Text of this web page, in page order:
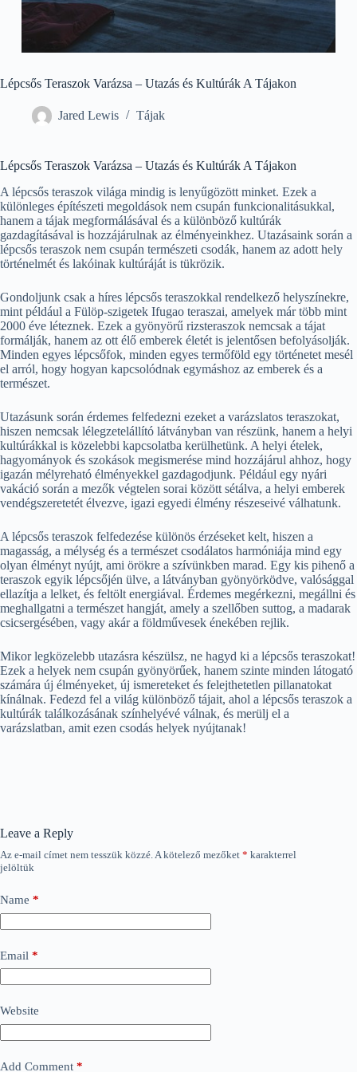
Lépcsős Teraszok Varázsa – Utazás és Kultúrák A Tájakon
Jared Lewis Tájak
Lépcsős Teraszok Varázsa – Utazás és Kultúrák A Tájakon
A lépcsős teraszok világa mindig is lenyűgözött minket. Ezek a
különleges építészeti megoldások nem csupán funkcionalitásukkal,
hanem a tájak megformálásával és a különböző kultúrák
gazdagításával is hozzájárulnak az élményeinkhez. Utazásaink során a
lépcsős teraszok nem csupán természeti csodák, hanem az adott hely
történelmét és lakóinak kultúráját is tükrözik.
Gondoljunk csak a híres lépcsős teraszokkal rendelkező helyszínekre,
mint például a Fülöp-szigetek Ifugao teraszai, amelyek már több mint
2000 éve léteznek. Ezek a gyönyörű rizsteraszok nemcsak a tájat
formálják, hanem az ott élő emberek életét is jelentősen befolyásolják.
Minden egyes lépcsőfok, minden egyes termőföld egy történetet mesél
el arról, hogy hogyan kapcsolódnak egymáshoz az emberek és a
természet.
Utazásunk során érdemes felfedezni ezeket a varázslatos teraszokat,
hiszen nemcsak lélegzetelállító látványban van részünk, hanem a helyi
kultúrákkal is közelebbi kapcsolatba kerülhetünk. A helyi ételek,
hagyományok és szokások megismerése mind hozzájárul ahhoz, hogy
igazán mélyreható élményekkel gazdagodjunk. Például egy nyári
vakáció során a mezők végtelen sorai között sétálva, a helyi emberek
vendégszeretetét élvezve, igazi egyedi élmény részeseivé válhatunk.
A lépcsős teraszok felfedezése különös érzéseket kelt, hiszen a
magasság, a mélység és a természet csodálatos harmóniája mind egy
olyan élményt nyújt, ami örökre a szívünkben marad. Egy kis pihenő a
teraszok egyik lépcsőjén ülve, a látványban gyönyörködve, valósággal
ellazítja a lelket, és feltölt energiával. Érdemes megérkezni, megállni és
meghallgatni a természet hangját, amely a szellőben suttog, a madarak
csicsergésében, vagy akár a földművesek énekében rejlik.
Mikor legközelebb utazásra készülsz, ne hagyd ki a lépcsős teraszokat!
Ezek a helyek nem csupán gyönyörűek, hanem szinte minden látogató
számára új élményeket, új ismereteket és felejthetetlen pillanatokat
kínálnak. Fedezd fel a világ különböző tájait, ahol a lépcsős teraszok a
kultúrák találkozásának színhelyévé válnak, és merülj el a
varázslatban, amit ezen csodás helyek nyújtanak!
Leave a Reply
Az e-mail címet nem tesszük közzé.A kötelező mezőket * karakterrel
jelöltük
Name *
Email *
Website
Add Comment *